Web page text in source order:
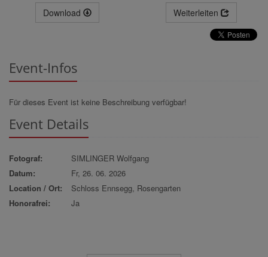
Download Weiterleiten
Event-Infos
Für dieses Event ist keine Beschreibung verfügbar!
Event Details
Fotograf:
SIMLINGER Wolfgang
Datum:
Fr, 26. 06. 2026
Location / Ort:
Schloss Ennsegg, Rosengarten
Honorafrei:
Ja